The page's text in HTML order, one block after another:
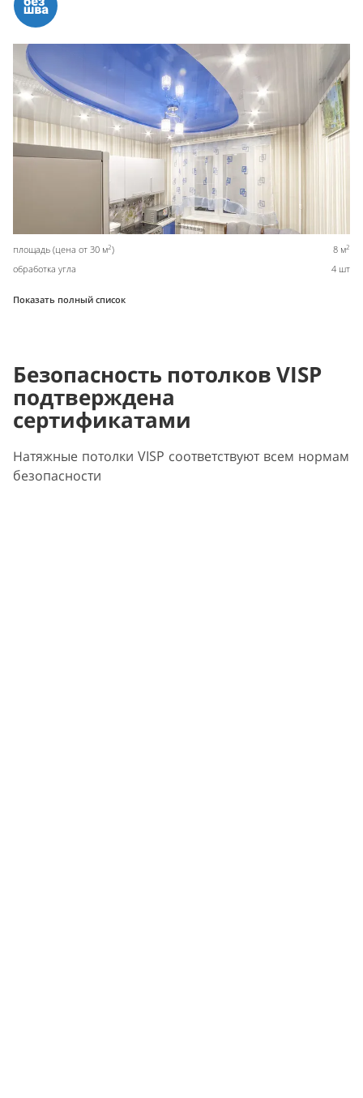
площадь (цена от 30 м2) 8 м2
обработка угла 4 шт
Показать полный список
Безопасность потолков VISP
подтверждена
сертификатами
Натяжные потолки VISP соответствуют всем нормам
безопасности